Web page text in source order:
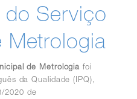
Serviço
Metrologia
de Metrologia foi
da Qualidade (IPQ),
2020 de